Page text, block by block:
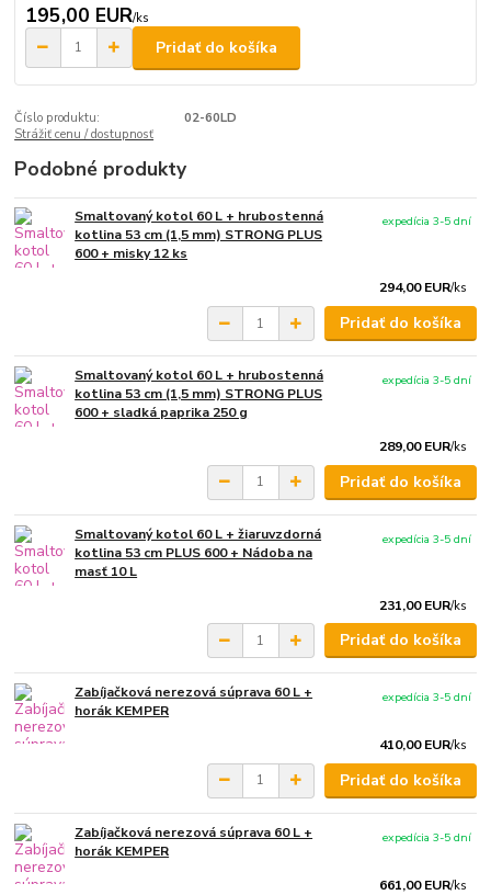
195,00 EUR/ks
Pridať do košíka
Číslo produktu:
02-60LD
Strážiť cenu / dostupnosť
Podobné produkty
Smaltovaný kotol 60 L + hrubostenná
kotlina 53 cm (1,5 mm) STRONG PLUS
600 + misky 12 ks
294,00 EUR/ks
expedícia 3-5 dní
Pridať do košíka
Smaltovaný kotol 60 L + hrubostenná
kotlina 53 cm (1,5 mm) STRONG PLUS
600 + sladká paprika 250 g
289,00 EUR/ks
expedícia 3-5 dní
Pridať do košíka
Smaltovaný kotol 60 L + žiaruvzdorná
kotlina 53 cm PLUS 600 + Nádoba na
masť 10 L
231,00 EUR/ks
expedícia 3-5 dní
Pridať do košíka
Zabíjačková nerezová súprava 60 L +
horák KEMPER
410,00 EUR/ks
expedícia 3-5 dní
Pridať do košíka
Zabíjačková nerezová súprava 60 L +
horák KEMPER
661,00 EUR/ks
expedícia 3-5 dní